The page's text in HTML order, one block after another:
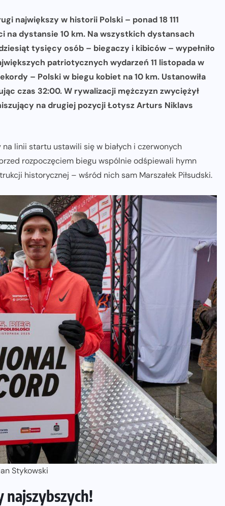
największy w historii Polski – ponad 18 111
na dystansie 10 km. Na wszystkich dystansach
tysięcy osób – biegaczy i kibiców – wypełniło
patriotycznych wydarzeń 11 listopada w
– Polski w biegu kobiet na 10 km. Ustanowiła
czas 32:00. W rywalizacji mężczyzn zwyciężył
na drugiej pozycji Łotysz Arturs Niklavs
linii startu ustawili się w białych i czerwonych
rozpoczęciem biegu wspólnie odśpiewali hymn
historycznej – wśród nich sam Marszałek Piłsudski.
Stykowski
najszybszych!
NADCHODZĄCE IMPREZY WYDARZENIA
ZAPOWIEDZI IMPREZ
15. Półmaraton Dwóch Mostów.
Jubileuszowa edycja z rekordową
pulą nagród i większym limitem
uczestników